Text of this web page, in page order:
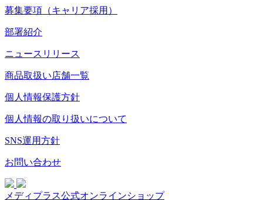
募集要項（キャリア採用）
部署紹介
ニュースリリース
商品取扱い店舗一覧
個人情報保護方針
個人情報の取り扱いについて
SNS運用方針
お問い合わせ
メディプラス公式オンラインショップ